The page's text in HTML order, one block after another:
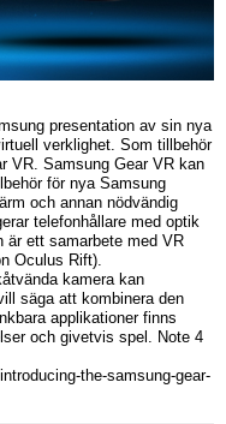
presentation av sin nya
verklighet. Som tillbehör
VR. Samsung Gear VR kan
för nya Samsung
och annan nödvändig
telefonhållare med optik
är ett samarbete med VR
Oculus Rift).
kamera kan
säga att kombinera den
applikationer finns
och givetvis spel. Note 4
the-samsung-gear-